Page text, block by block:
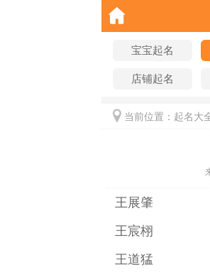
宝宝起名
店铺起名
当前位置： 起名大
王展肇
王宸栩
王道猛